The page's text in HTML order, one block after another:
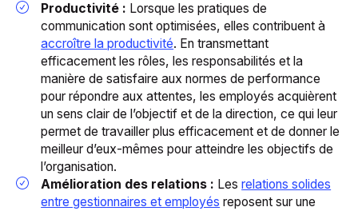
Productivité : Lorsque les pratiques de
communication sont optimisées, elles contribuent à
accroître la productivité. En transmettant
efficacement les rôles, les responsabilités et la
manière de satisfaire aux normes de performance
pour répondre aux attentes, les employés acquièrent
un sens clair de l’objectif et de la direction, ce qui leur
permet de travailler plus efficacement et de donner le
meilleur d’eux-mêmes pour atteindre les objectifs de
l’organisation.
Amélioration des relations : Lesrelations solides
entre gestionnaires et employés reposent sur une